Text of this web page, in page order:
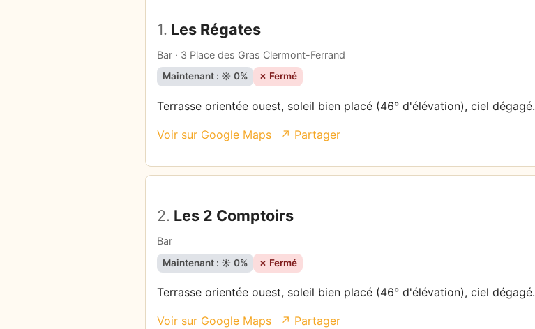
1. Les Régates
Bar · 3 Place des Gras Clermont-Ferrand
Maintenant : ☀️ 0% ✗ Fermé
Terrasse orientée ouest, soleil bien placé (46° d'élévation), ciel dégagé.
Voir sur Google Maps ↗ Partager
2. Les 2 Comptoirs
Bar
Maintenant : ☀️ 0% ✗ Fermé
Terrasse orientée ouest, soleil bien placé (46° d'élévation), ciel dégagé.
Voir sur Google Maps ↗ Partager